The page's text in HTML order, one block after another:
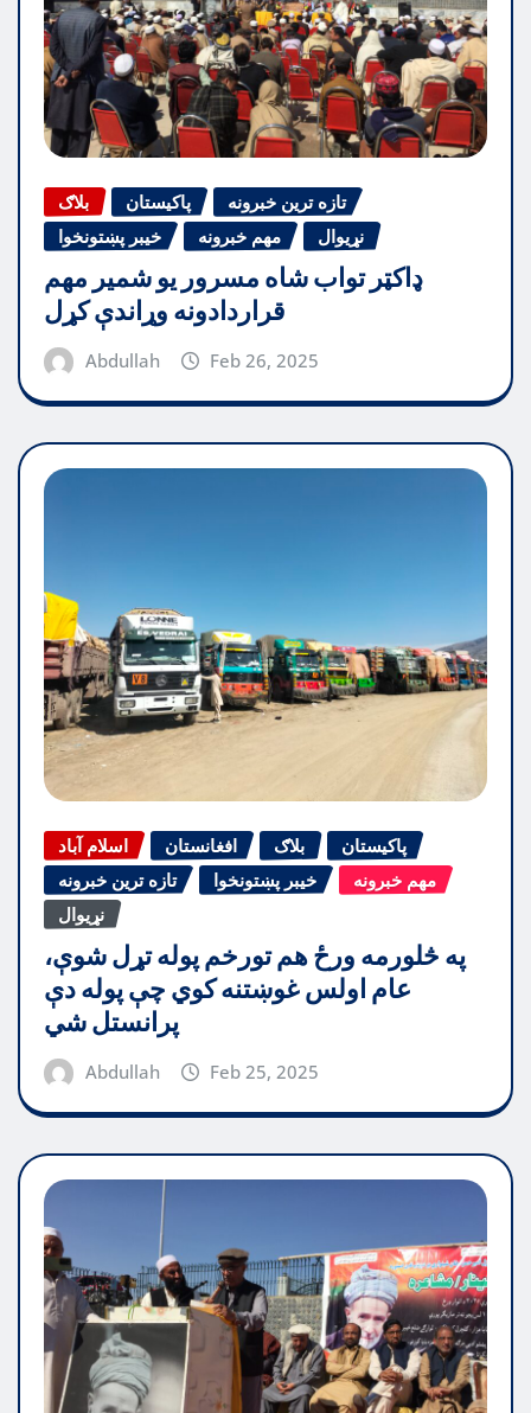
بلاګ پاکیستان
تازه ترین خبرونه
خیبر پښتونخوا
مهم خبرونه نړیوال
ډاکټر تواب شاه مسرور یو شمیر مهم
قراردادونه وړاندې کړل
Abdullah Feb 26, 2025
اسلام آباد افغانستان بلاګ
پاکیستان
تازه ترین خبرونه
خیبر پښتونخوا
مهم خبرونه
نړیوال
په څلورمه ورځ هم تورخم پوله تړل شوې،
عام اولس غوښتنه کوي چې پوله دې
پرانستل شي
Abdullah Feb 25, 2025